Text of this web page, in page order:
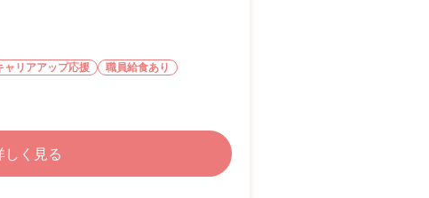
ャリアアップ応援
職員給食あり
しく見る